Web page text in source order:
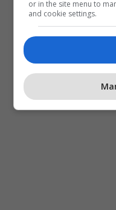
or in the site menu to
and cookie settings.